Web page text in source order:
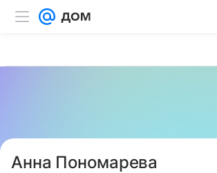
Анна Пономарева